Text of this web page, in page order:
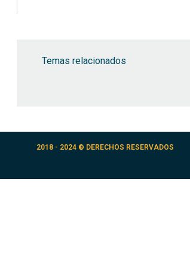
Temas relacionados
2018 - 2024 © DERECHOS RESERVADOS